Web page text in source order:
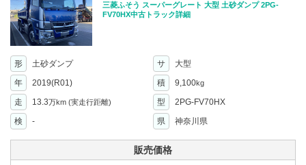
三菱ふそう スーパーグレート 大型 土砂ダンプ 2PG-
FV70HX中古トラック詳細
形 土砂ダンプ サ
大型
年
2019(R01) 積 9,100kg
走 13.3万km (実走行距離) 型
2PG-FV70HX
検
- 県 神奈川県
販売価格